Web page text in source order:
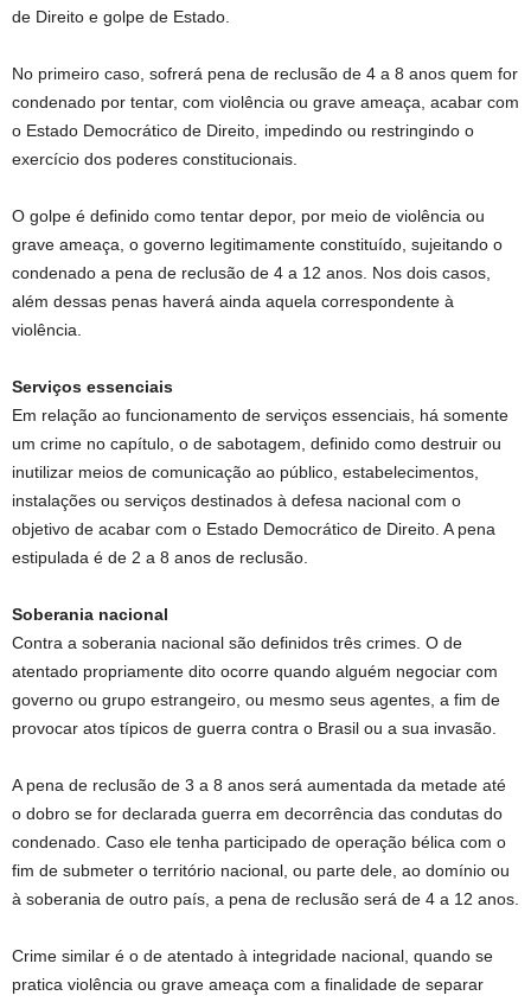
de Direito e golpe de Estado.
No primeiro caso, sofrerá pena de reclusão de 4 a 8 anos quem for
condenado por tentar, com violência ou grave ameaça, acabar com
o Estado Democrático de Direito, impedindo ou restringindo o
exercício dos poderes constitucionais.
O golpe é definido como tentar depor, por meio de violência ou
grave ameaça, o governo legitimamente constituído, sujeitando o
condenado a pena de reclusão de 4 a 12 anos. Nos dois casos,
além dessas penas haverá ainda aquela correspondente à
violência.
Serviços essenciais
Em relação ao funcionamento de serviços essenciais, há somente
um crime no capítulo, o de sabotagem, definido como destruir ou
inutilizar meios de comunicação ao público, estabelecimentos,
instalações ou serviços destinados à defesa nacional com o
objetivo de acabar com o Estado Democrático de Direito. A pena
estipulada é de 2 a 8 anos de reclusão.
Soberania nacional
Contra a soberania nacional são definidos três crimes. O de
atentado propriamente dito ocorre quando alguém negociar com
governo ou grupo estrangeiro, ou mesmo seus agentes, a fim de
provocar atos típicos de guerra contra o Brasil ou a sua invasão.
A pena de reclusão de 3 a 8 anos será aumentada da metade até
o dobro se for declarada guerra em decorrência das condutas do
condenado. Caso ele tenha participado de operação bélica com o
fim de submeter o território nacional, ou parte dele, ao domínio ou
à soberania de outro país, a pena de reclusão será de 4 a 12 anos.
Crime similar é o de atentado à integridade nacional, quando se
pratica violência ou grave ameaça com a finalidade de separar